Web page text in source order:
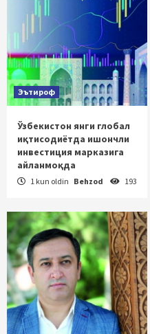
Эътироф
Ўзбекистон янги глобал
иқтисодиётда ишончли
инвестиция марказига
айланмоқда
1 kun oldin Behzod 193